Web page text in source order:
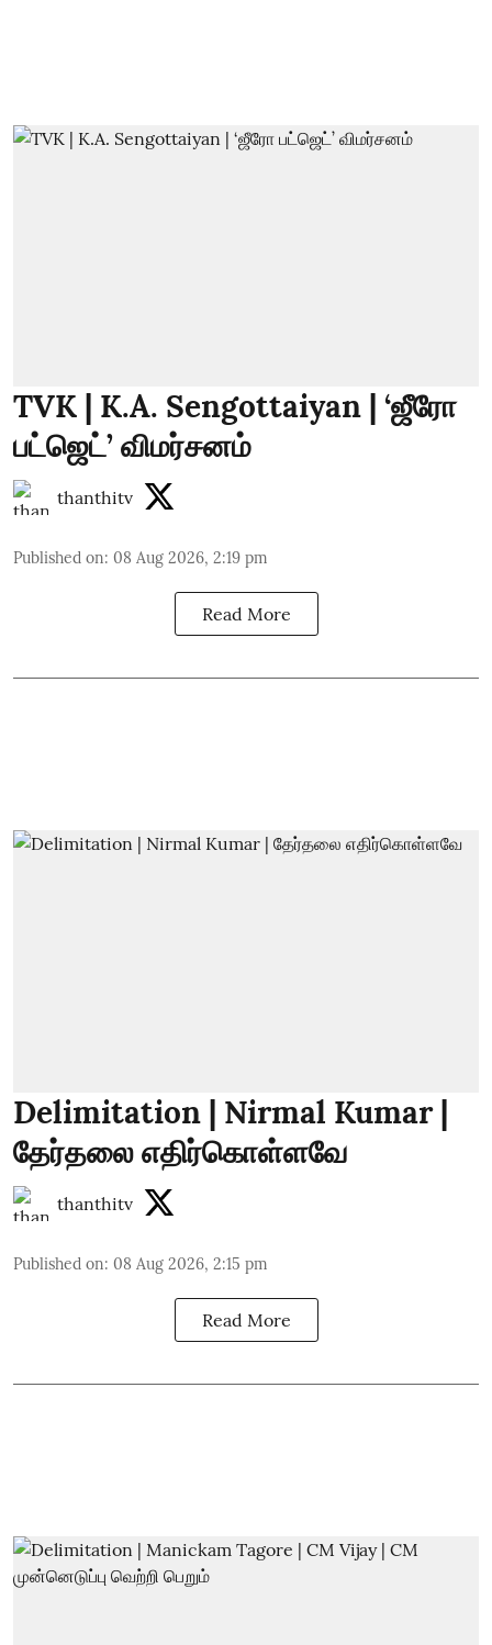
TVK | K.A. Sengottaiyan | ‘ஜீரோ
பட்ஜெட்’ விமர்சனம்
thanthitv
Published on: 08 Aug 2026, 2:19 pm
Read More
Delimitation | Nirmal Kumar |
தேர்தலை எதிர்கொள்ளவே
thanthitv
Published on: 08 Aug 2026, 2:15 pm
Read More